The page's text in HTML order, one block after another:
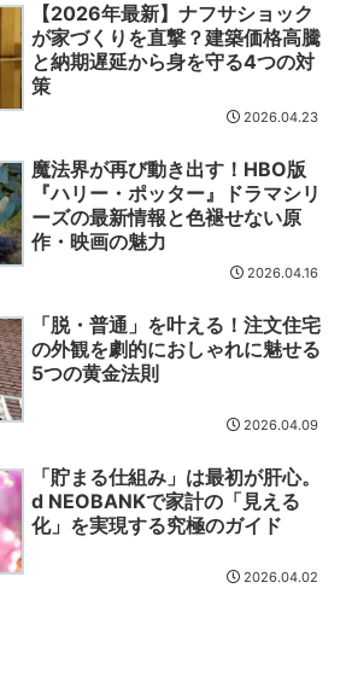
【2026年最新】ナフサショック
が家づくりを直撃？建築価格高騰
と納期遅延から身を守る4つの対
策
2026.04.23
魔法界が再び動き出す！HBO版
『ハリー・ポッター』ドラマシリ
ーズの最新情報と色褪せない原
作・映画の魅力
2026.04.16
「脱・普通」を叶える！注文住宅
の外観を劇的におしゃれに魅せる
5つの黄金法則
2026.04.09
「貯まる仕組み」は最初が肝心。
d NEOBANKで家計の「見える
化」を実現する究極のガイド
2026.04.02